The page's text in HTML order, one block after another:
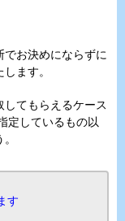
でお決めにならずに
ます。
てもらえるケース
定しているもの以
す